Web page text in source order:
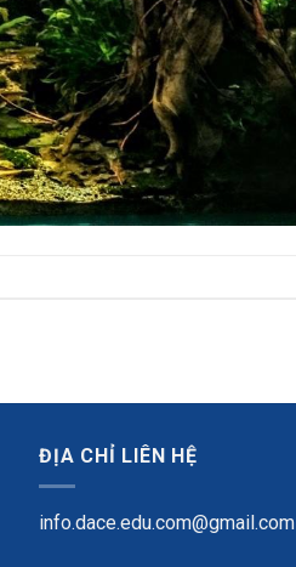
ĐỊA CHỈ LIÊN HỆ
info.dace.edu.com@gmail.com